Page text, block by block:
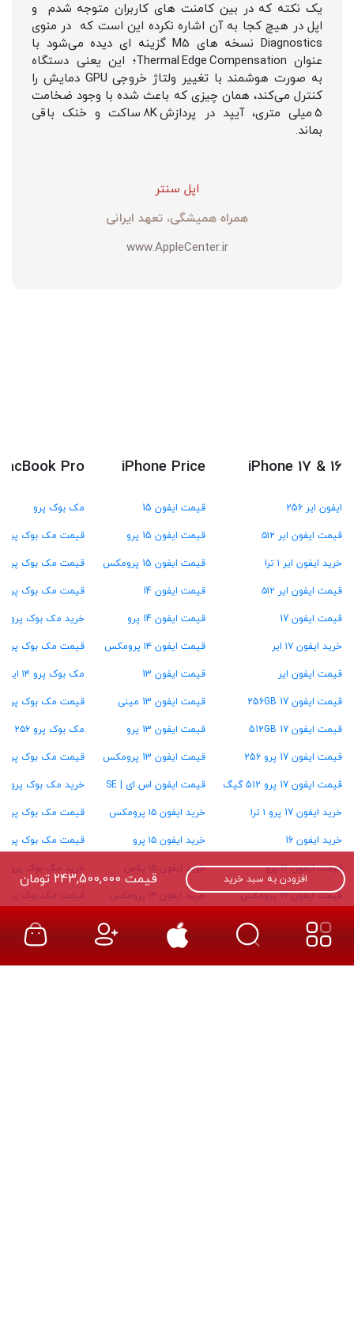
افزودن به سبد خرید قیمت 243,500,000 تومان
یک نکته که در بین کامنت های کاربران متوجه شدم و
اپل در هیچ کجا به آن اشاره نکرده این است که در منوی
Diagnostics نسخه‌ های M5 گزینه‌ ای دیده می‌شود با
عنوان Thermal Edge Compensation؛ این یعنی دستگاه
به‌ صورت هوشمند با تغییر ولتاژ خروجی GPU دمایش را
کنترل می‌کند، همان چیزی که باعث شده با وجود ضخامت
۵ میلی‌ متری، آیپد در پردازش ۸K ساکت و خنک باقی
بماند.
اپل سنتر
همراه همیشگی، تعهد ایرانی
www.AppleCenter.ir
iPhone 17 & 16
ایفون ایر 256
قیمت ایفون ایر ۵۱۲
خرید ایفون ایر ۱ ترا
قیمت ایفون ایر ۵۱۲
قیمت ایفون 17
خرید ایفون ۱۷ ایر
قیمت ایفون ایر
قیمت ایفون 17 256GB
قیمت ایفون 17 512GB
قیمت ایفون 17 پرو 256
قیمت ایفون 17 پرو 512 گیگ
خرید ایفون 17 پرو ۱ ترا
خرید ایفون 16
قیمت ایفون ۱۶ پرو
قیمت ایفون 17 پرومکس
فروش ایفون 16e
قیمت ایفون ۱۶ پلاس
iPhone Price
قیمت ایفون 15
قیمت ایفون 15 پرو
قیمت ایفون 15 پرومکس
قیمت ایفون 14
قیمت ایفون 14 پرو
قیمت ایفون ۱۴ پرومکس
قیمت ایفون 13
قیمت ایفون 13 مینی
قیمت ایفون 13 پرو
قیمت ایفون 13 پرومکس
قیمت ایفون اس ای | SE
خرید ایفون ۱۵ پرومکس
خرید ایفون ۱۵ پرو
خرید ایفون ۱۵ پلاس
خرید ایفون ۱۴ پرومکس
خرید ایفون ۱۴ پرو
خرید ایفون ۱۴ پلاس
Pro
مک بوک پرو
قیمت مک بوک پرو M4
قیمت مک بوک پرو M3
قیمت مک بوک پرو M2
خرید مک بوک پرو M1
قیمت مک بوک پرو ۱۳ اینچ
مک بوک پرو ۱۴ اینچ
قیمت مک بوک پرو ۱۶ اینچ
مک بوک پرو ۲۵۶ گیگ
قیمت مک بوک پرو ۵۱۲ گیگ
خرید مک بوک پرو ۱ ترابایت
قیمت مک بوک پرو ۱۶ گیگ رام
قیمت مک بوک پرو ۲۴ گیگ رام
خرید مک بوک پرو ۳۶ گیگ رام
قیمت مک بوک پرو ۴۸ گیگ رام
مک بوک پرو MXH3